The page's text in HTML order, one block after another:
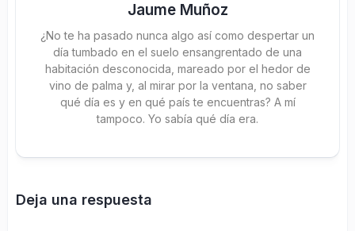
Jaume Muñoz
¿No te ha pasado nunca algo así como despertar un
día tumbado en el suelo ensangrentado de una
habitación desconocida, mareado por el hedor de
vino de palma y, al mirar por la ventana, no saber
qué día es y en qué país te encuentras? A mí
tampoco. Yo sabía qué día era.
Deja una respuesta